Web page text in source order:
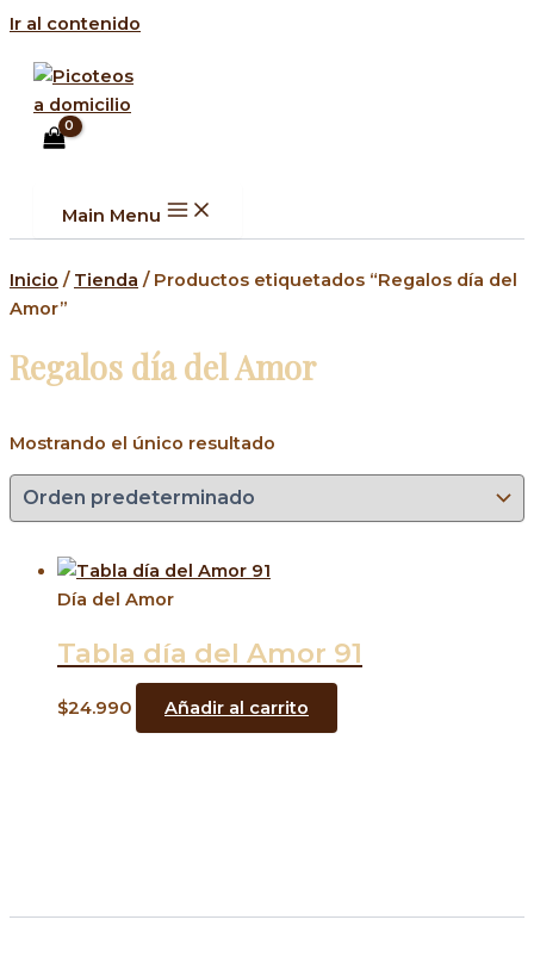
Ir al contenido
Main Menu
Inicio / Tienda / Productos etiquetados “Regalos día del
Amor”
Regalos día del Amor
Mostrando el único resultado
Día del Amor
Tabla día del Amor 91
$24.990 Añadir al carrito